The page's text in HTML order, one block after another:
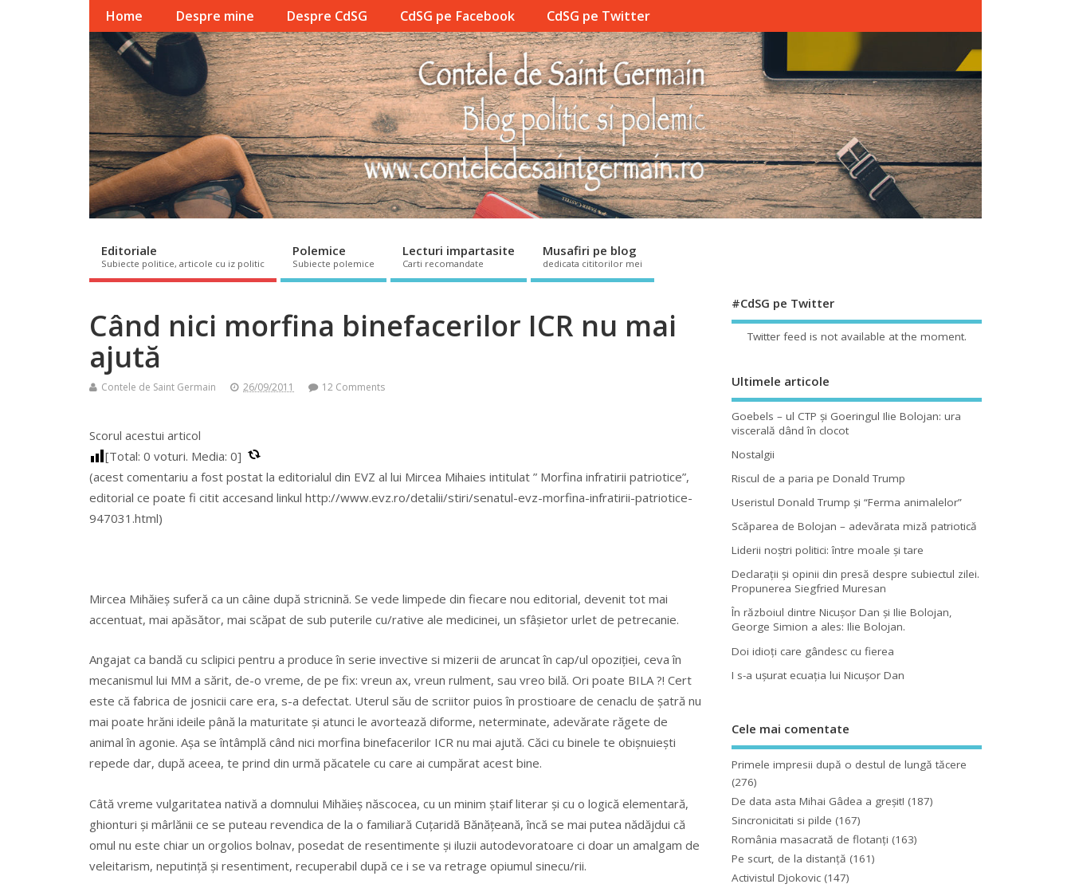
Home Despre mine Despre CdSG CdSG pe Facebook CdSG pe Twitter
Editoriale
Subiecte politice, articole cu iz politic
Polemice
Subiecte polemice
Lecturi impartasite
Carti recomandate
Musafiri pe blog
dedicata cititorilor mei
Când nici morfina binefacerilor ICR nu mai
ajută
Contele de Saint Germain 26/09/2011 12 Comments
Scorul acestui articol
[Total: 0 voturi. Media: 0]
(acest comentariu a fost postat la editorialul din EVZ al lui Mircea Mihaies intitulat ” Morfina infratirii patriotice”,
editorial ce poate fi citit accesand linkul http://www.evz.ro/detalii/stiri/senatul-evz-morfina-infratirii-patriotice-
947031.html)
Mircea Mihăieș suferă ca un câine după stricnină. Se vede limpede din fiecare nou editorial, devenit tot mai
accentuat, mai apăsător, mai scăpat de sub puterile cu/rative ale medicinei, un sfâșietor urlet de petrecanie.
Angajat ca bandă cu sclipici pentru a produce în serie invective si mizerii de aruncat în cap/ul opoziției, ceva în
mecanismul lui MM a sărit, de-o vreme, de pe fix: vreun ax, vreun rulment, sau vreo bilă. Ori poate BILA ?! Cert
este că fabrica de josnicii care era, s-a defectat. Uterul său de scriitor puios în prostioare de cenaclu de șatră nu
mai poate hrăni ideile până la maturitate și atunci le avortează diforme, neterminate, adevărate răgete de
animal în agonie. Așa se întâmplă când nici morfina binefacerilor ICR nu mai ajută. Căci cu binele te obișnuiești
repede dar, după aceea, te prind din urmă păcatele cu care ai cumpărat acest bine.
Câtă vreme vulgaritatea nativă a domnului Mihăieș născocea, cu un minim ștaif literar și cu o logică elementară,
ghionturi și mârlănii ce se puteau revendica de la o familiară Cuțaridă Bănățeană, încă se mai putea nădăjdui că
omul nu este chiar un orgolios bolnav, posedat de resentimente și iluzii autodevoratoare ci doar un amalgam de
veleitarism, neputință și resentiment, recuperabil după ce i se va retrage opiumul sinecu/rii.
#CdSG pe Twitter
Twitter feed is not available at the moment.
Ultimele articole
Goebels – ul CTP şi Goeringul Ilie Bolojan: ura
viscerală dând în clocot
Nostalgii
Riscul de a paria pe Donald Trump
Useristul Donald Trump şi “Ferma animalelor”
Scăparea de Bolojan – adevărata miză patriotică
Liderii noştri politici: între moale şi tare
Declaraţii şi opinii din presă despre subiectul zilei.
Propunerea Siegfried Muresan
În războiul dintre Nicuşor Dan şi Ilie Bolojan,
George Simion a ales: Ilie Bolojan.
Doi idioţi care gândesc cu fierea
I s-a uşurat ecuaţia lui Nicuşor Dan
Cele mai comentate
Primele impresii după o destul de lungă tăcere
(276)
De data asta Mihai Gâdea a greşit! (187)
Sincronicitati si pilde (167)
România masacrată de flotanţi (163)
Pe scurt, de la distanță (161)
Activistul Djokovic (147)